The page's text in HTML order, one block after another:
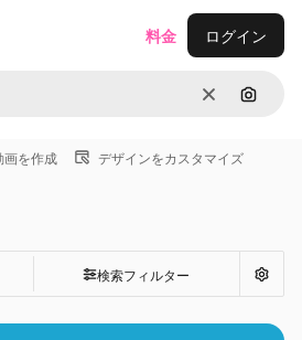
消去 画像で
料金 ログイン
画を作成 デザインをカスタマイズ
検索フィルター